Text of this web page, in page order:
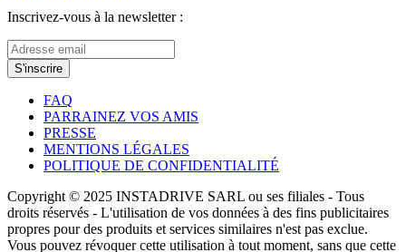
Inscrivez-vous à la newsletter :
S'inscrire
FAQ
PARRAINEZ VOS AMIS
PRESSE
MENTIONS LÉGALES
POLITIQUE DE CONFIDENTIALITÉ
Copyright © 2025 INSTADRIVE SARL ou ses filiales - Tous
droits réservés - L'utilisation de vos données à des fins publicitaires
propres pour des produits et services similaires n'est pas exclue.
Vous pouvez révoquer cette utilisation à tout moment, sans que cette